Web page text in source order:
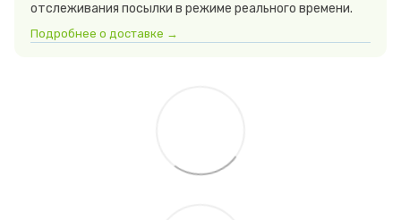
отслеживания посылки в режиме реального времени.
Подробнее о доставке →